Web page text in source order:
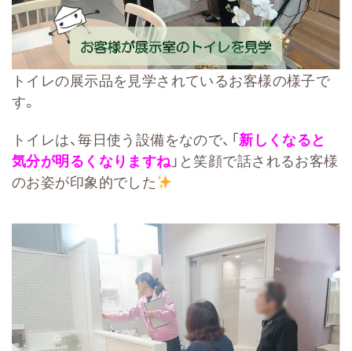
トイレの展示品を見学されているお客様の様子で
す。
トイレは、毎日使う設備をなので、「新しくなると
気分が明るくなりますね」と笑顔で話されるお客様
のお姿が印象的でした